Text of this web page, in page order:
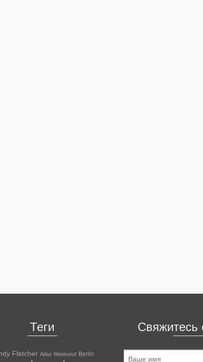
Теги
Fletcher Atlas Weekend Berlin
Свяжитесь